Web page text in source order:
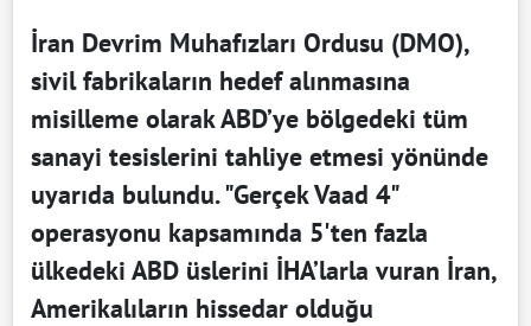
İran Devrim Muhafızları Ordusu (DMO),
sivil fabrikaların hedef alınmasına
misilleme olarak ABD’ye bölgedeki tüm
sanayi tesislerini tahliye etmesi yönünde
uyarıda bulundu. "Gerçek Vaad 4"
operasyonu kapsamında 5'ten fazla
ülkedeki ABD üslerini İHA’larla vuran İran,
Amerikalıların hissedar olduğu